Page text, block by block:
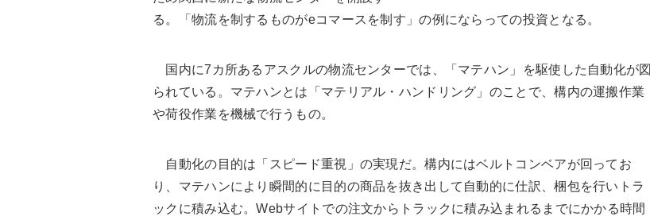
る。「物流を制するものがeコマースを制す」の例にならっての投資となる。
国内に7カ所あるアスクルの物流センターでは、「マテハン」を駆使した自動化が図
られている。マテハンとは「マテリアル・ハンドリング」のことで、構内の運搬作業
や荷役作業を機械で行うもの。
自動化の目的は「スピード重視」の実現だ。構内にはベルトコンベアが回ってお
り、マテハンにより瞬間的に目的の商品を抜き出して自動的に仕訳、梱包を行いトラ
ックに積み込む。Webサイトでの注文からトラックに積み込まれるまでにかかる時間